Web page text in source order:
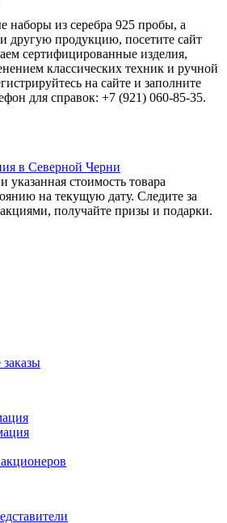
наборы из серебра 925 пробы, а
другую продукцию, посетите сайт
сертифицированные изделия,
классических техник и ручной
на сайте и заполните
для справок: +7 (921) 060-85-35.
указанная стоимость товара
на текущую дату. Следите за
получайте призы и подарки.